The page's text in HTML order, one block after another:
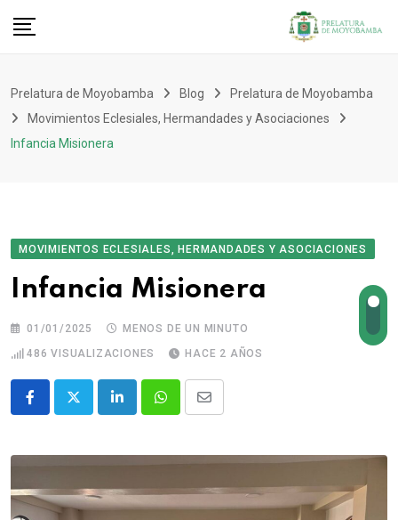
Prelatura de Moyobamba Blog
Prelatura de Moyobamba
Movimientos Eclesiales, Hermandades y Asociaciones
Infancia Misionera
MOVIMIENTOS ECLESIALES, HERMANDADES Y ASOCIACIONES
Infancia Misionera
01/01/2025
MENOS DE UN MINUTO
486 VISUALIZACIONES HACE 2 AÑOS